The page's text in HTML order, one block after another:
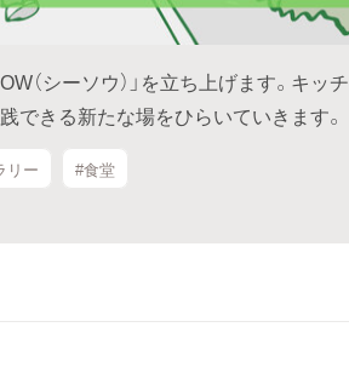
（シーソウ）」を立ち上げます。キッチ
できる新たな場をひらいていきます。
リー #食堂